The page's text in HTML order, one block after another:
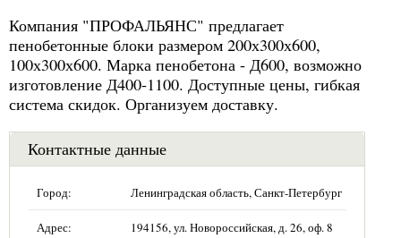
Компания "ПРОФАЛЬЯНС" предлагает
пенобетонные блоки размером 200х300х600,
100х300х600. Марка пенобетона - Д600, возможно
изготовление Д400-1100. Доступные цены, гибкая
система скидок. Организуем доставку.
Контактные данные
Город: Ленинградская область, Санкт-Петербург
Адрес: 194156, ул. Новороссийская, д. 26, оф. 8